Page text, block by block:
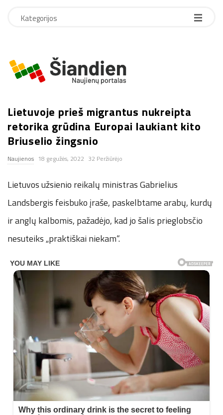
Kategorijos
S
a
n
d
i
e
n
.
n
e
t
Lietuvoje prieš migrantus nukreipta
retorika grūdina Europai laukiant kito
Briuselio žingsnio
Naujienos 18 gegužės, 2022 32 Peržiūrėjo
Lietuvos užsienio reikalų ministras Gabrielius
Landsbergis feisbuko įraše, paskelbtame arabų, kurdų
ir anglų kalbomis, pažadėjo, kad jo šalis prieglobsčio
nesuteiks „praktiškai niekam“.